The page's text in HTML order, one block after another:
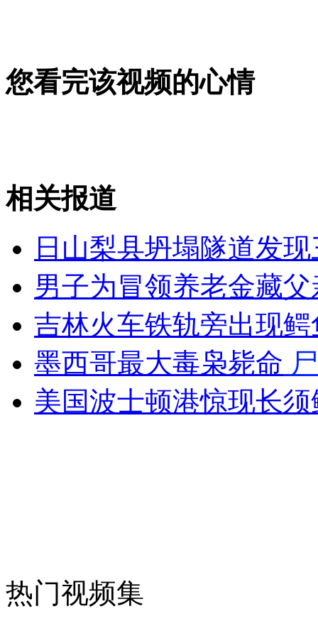
外交部：反对强权政治霸凌主义
外交部：有关国家言论片面不公正
安徽一实载49人客车翻车
走！跟着总书记去植树
司机酒驾遇交警 急速倒车逃窜
您看完该视频的心情
相关报道
日山梨县坍塌隧道发
男子为冒领养老金藏
吉林火车铁轨旁出现
墨西哥最大毒枭毙命
美国波士顿港惊现长
热门视频集